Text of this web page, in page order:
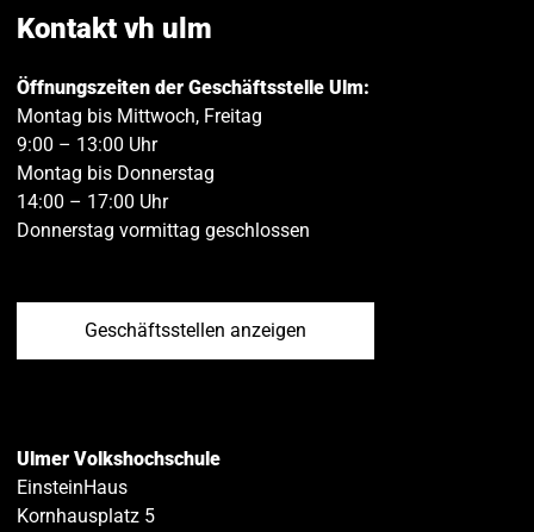
Kontakt vh ulm
Öffnungszeiten der Geschäftsstelle Ulm:
Montag bis Mittwoch, Freitag
9:00 – 13:00 Uhr
Montag bis Donnerstag
14:00 – 17:00 Uhr
Donnerstag vormittag geschlossen
Geschäftsstellen anzeigen
Ulmer Volkshochschule
EinsteinHaus
Kornhausplatz 5